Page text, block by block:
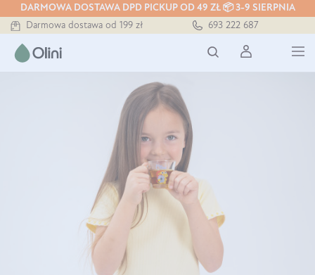
DARMOWA DOSTAWA DPD PICKUP OD 49 ZŁ 📦 3-9 SIERPNIA
Bezpieczna dostawa od 7,49 zł
Darmowa dostawa od 199 zł
693 222 687